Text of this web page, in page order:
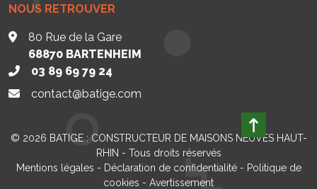
NOUS RETROUVER
80 Rue de la Gare
68870 BARTENHEIM
03 89 69 79 24
contact@batige.com
© 2026 BATIGE : CONSTRUCTEUR DE MAISONS NEUVES HAUT-
RHIN - Tous droits réservés
Mentions légales - Déclaration de confidentialité- Politique de
cookies - Avertissement